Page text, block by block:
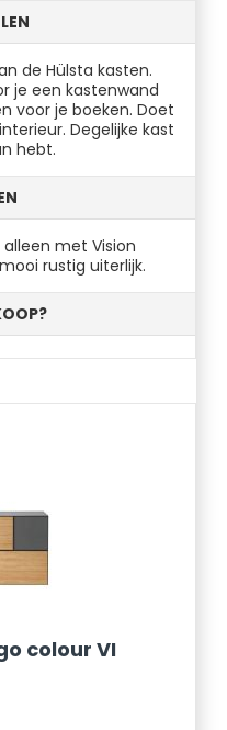
de Hülsta kasten.
je een kastenwand
voor je boeken. Doet
Degelijke kast
hebt.
met Vision
rustig uiterlijk.
colour VI